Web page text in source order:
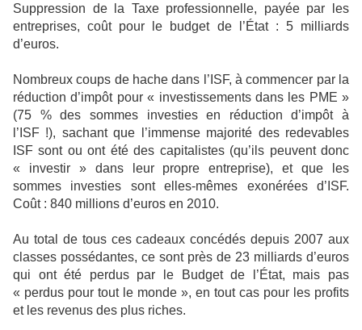
Suppression de la Taxe professionnelle, payée par les
entreprises, coût pour le budget de l’État : 5 milliards
d’euros.
Nombreux coups de hache dans l’ISF, à commencer par la
réduction d’impôt pour « investissements dans les PME »
(75 % des sommes investies en réduction d’impôt à
l’ISF !), sachant que l’immense majorité des redevables
ISF sont ou ont été des capitalistes (qu’ils peuvent donc
« investir » dans leur propre entreprise), et que les
sommes investies sont elles-mêmes exonérées d’ISF.
Coût : 840 millions d’euros en 2010.
Au total de tous ces cadeaux concédés depuis 2007 aux
classes possédantes, ce sont près de 23 milliards d’euros
qui ont été perdus par le Budget de l’État, mais pas
« perdus pour tout le monde », en tout cas pour les profits
et les revenus des plus riches.